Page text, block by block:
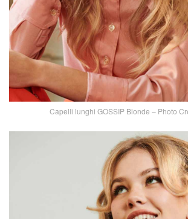
Capelli lunghi GOSSIP Blonde – Photo